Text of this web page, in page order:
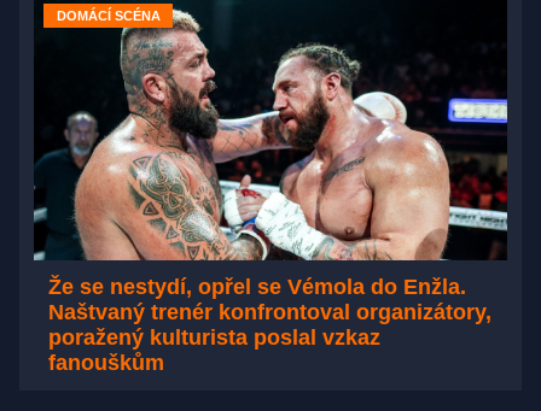
DOMÁCÍ SCÉNA
Že se nestydí, opřel se Vémola do Enžla.
Naštvaný trenér konfrontoval organizátory,
poražený kulturista poslal vzkaz
fanouškům